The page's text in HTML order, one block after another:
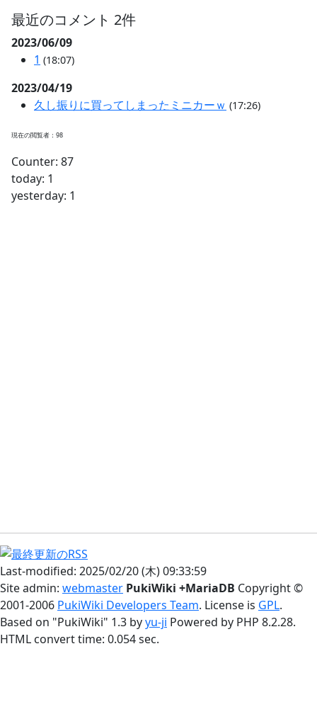
最近のコメント 2件
2023/06/09
1 (18:07)
2023/04/19
久し振りに買ってしまったミニカーｗ (17:26)
現在の閲覧者：98
Counter: 87
today: 1
yesterday: 1
Last-modified: 2025/02/20 (木) 09:33:59
Site admin: webmaster PukiWiki +MariaDB Copyright ©
2001-2006 PukiWiki Developers Team. License is GPL.
Based on "PukiWiki" 1.3 byyu-ji Powered by PHP 8.2.28.
HTML convert time: 0.054 sec.